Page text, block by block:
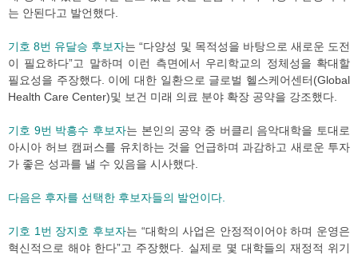
는 안된다고 발언했다.
기호 8번 유달승 후보자는 “다양성 및 목적성을 바탕으로 새로운 도전
이 필요하다”고 말하며 이런 측면에서 우리학교의 정체성을 확대할
필요성을 주장했다. 이에 대한 일환으로 글로벌 헬스케어센터(Global
Health Care Center)및 보건 미래 의료 분야 확장 공약을 강조했다.
기호 9번 박흥수 후보자는 본인의 공약 중 버클리 음악대학을 토대로
아시아 허브 캠퍼스를 유치하는 것을 언급하며 과감하고 새로운 투자
가 좋은 성과를 낼 수 있음을 시사했다.
다음은 후자를 선택한 후보자들의 발언이다.
기호 1번 장지호 후보자는 “대학의 사업은 안정적이어야 하며 운영은
혁신적으로 해야 한다”고 주장했다. 실제로 몇 대학들의 재정적 위기